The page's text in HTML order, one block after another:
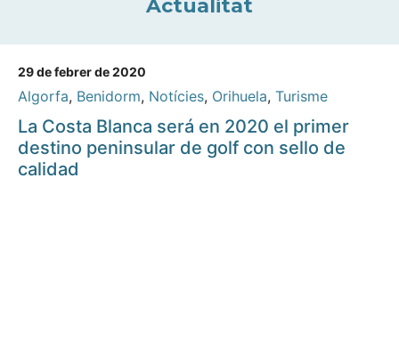
Actualitat
29 de febrer de 2020
Algorfa, Benidorm, Notícies, Orihuela, Turisme
La Costa Blanca será en 2020 el primer
destino peninsular de golf con sello de
calidad